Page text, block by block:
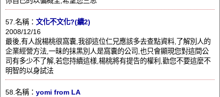
57.名稱： 文化不文化?(續2)
2008/12/16
最後,有人說楊桃很窩囊,我卻這位仁兄應該多去查點資料,了解別人的
企業經營方法,一昧的抹黑別人是窩囊的公司,也只會顯現您對這間公
司有多少不了解,若您持續這樣,楊桃將有提告的權利,勸您不要這麼不
明智的以身試法
58.名稱： yomi from LA